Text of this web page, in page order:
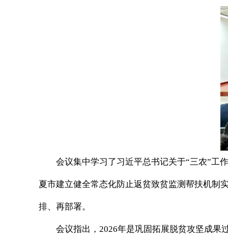
会议集中学习了习近平总书记关于“三农”工
夏市建立健全常态化防止返贫致贫监测帮扶机制
排、再部署。
会议指出，2026年是巩固拓展脱贫攻坚成果